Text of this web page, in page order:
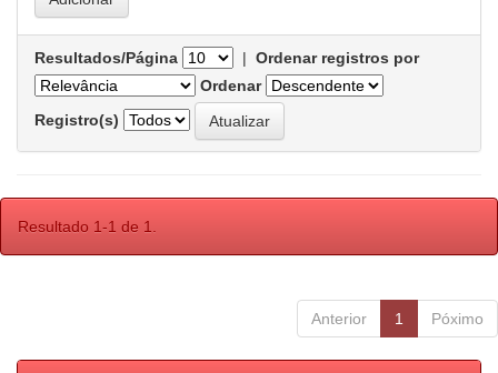
Resultados/Página | Ordenar registros por
Ordenar
Registro(s)
Resultado 1-1 de 1.
Anterior 1 Póximo